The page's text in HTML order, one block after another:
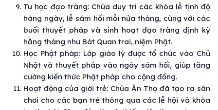
Tu học đạo tràng: Chùa duy trì các khóa lễ tịnh độ
hàng ngày, lễ sám hối mỗi nửa tháng, cùng với các
buổi thuyết pháp và sinh hoạt đạo tràng định kỳ
hằng tháng như Bát Quan trai, niệm Phật.
Học Phật pháp: Lớp giáo lý được tổ chức vào Chủ
Nhật và thuyết pháp vào ngày sám hối, giúp tăng
cường kiến thức Phật pháp cho cộng đồng.
Hoạt động của giới trẻ: Chùa Ân Thọ đã tạo ra sân
chơi cho các bạn trẻ thông qua các lễ hội và khóa